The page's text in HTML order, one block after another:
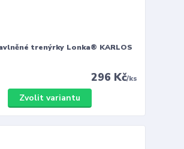
trenýrky Lonka® KARLOS
296 Kč/ks
Zvolit variantu